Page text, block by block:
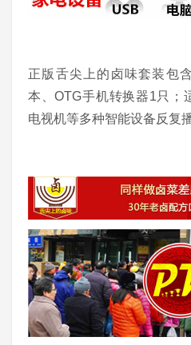
正版舌尖上的卤味套装包
本、OTG手机转换器1只；
电视机等多种智能设备反复